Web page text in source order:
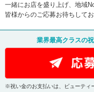
一緒にお店を盛り上げ、地域
皆様からのご応募お待ちして
業界最高クラスの
※祝い金のお支払いは、ビューティ